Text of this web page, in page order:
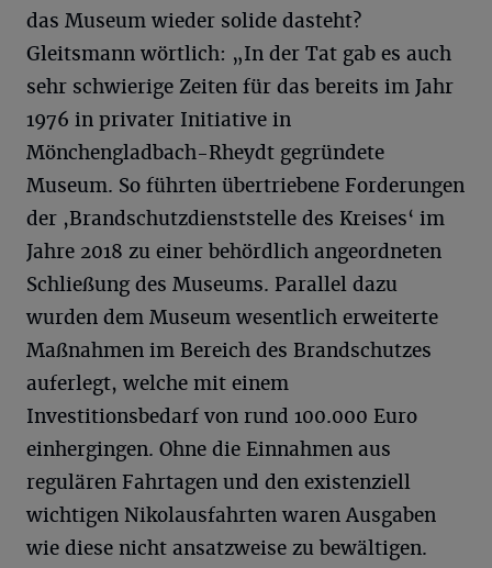
das Museum wieder solide dasteht?
Gleitsmann wörtlich: „In der Tat gab es auch
sehr schwierige Zeiten für das bereits im Jahr
1976 in privater Initiative in
Mönchengladbach-Rheydt gegründete
Museum. So führten übertriebene Forderungen
der ,Brandschutzdienststelle des Kreises‘ im
Jahre 2018 zu einer behördlich angeordneten
Schließung des Museums. Parallel dazu
wurden dem Museum wesentlich erweiterte
Maßnahmen im Bereich des Brandschutzes
auferlegt, welche mit einem
Investitionsbedarf von rund 100.000 Euro
einhergingen. Ohne die Einnahmen aus
regulären Fahrtagen und den existenziell
wichtigen Nikolausfahrten waren Ausgaben
wie diese nicht ansatzweise zu bewältigen.